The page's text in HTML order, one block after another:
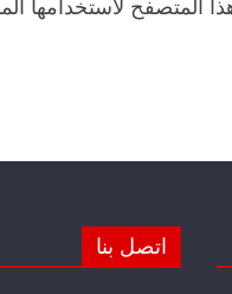
المتصفح لاستخدامها
اتصل بنا